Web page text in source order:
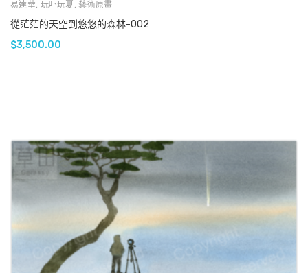
易達華, 玩吓玩夏 , 藝術原畫
從茫茫的天空到悠悠的森林-002
$3,500.00